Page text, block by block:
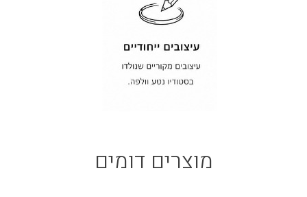
מוצרים דומים